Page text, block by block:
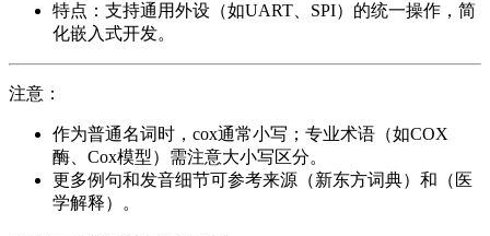
特点：支持通用外设（如UART、SPI）的统一操作，简
化嵌入式开发。
注意：
作为普通名词时，cox通常小写；专业术语（如COX
酶、Cox模型）需注意大小写区分。
更多例句和发音细节可参考来源（新东方词典）和（医
学解释）。